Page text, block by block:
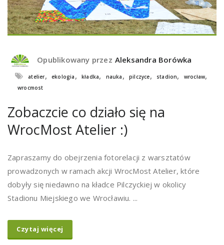
Opublikowany przez Aleksandra Borówka
atelier, ekologia , kładka, nauka , pilczyce, stadion, wrocław,
wrocmost
Zobaczcie co działo się na
WrocMost Atelier :)
Zapraszamy do obejrzenia fotorelacji z warsztatów
prowadzonych w ramach akcji WrocMost Atelier, które
dobyły się niedawno na kładce Pilczyckiej w okolicy
Stadionu Miejskiego we Wrocławiu. ...
Czytaj więcej